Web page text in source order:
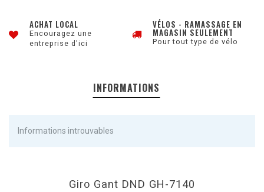
ACHAT LOCAL
Encouragez une
entreprise d'ici
VÉLOS - RAMASSAGE EN
MAGASIN SEULEMENT
Pour tout type de vélo
INFORMATIONS
Informations introuvables
Giro Gant DND GH-7140